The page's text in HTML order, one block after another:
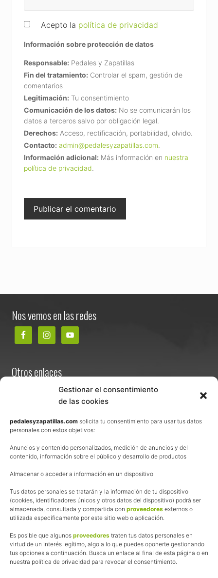
Gestionar el consentimiento
de las cookies
pedalesyzapatillas.com solicita tu consentimiento para usar tus datos
personales con estos objetivos:
Anuncios y contenido personalizados, medición de anuncios y del
contenido, información sobre el público y desarrollo de productos
Almacenar o acceder a información en un dispositivo
Tus datos personales se tratarán y la información de tu dispositivo
(cookies, identificadores únicos y otros datos del dispositivo) podrá ser
almacenada, consultada y compartida con proveedores externos o
utilizada específicamente por este sitio web o aplicación.
Es posible que algunos proveedores traten tus datos personales en
virtud de un interés legítimo, algo a lo que puedes oponerte gestionando
tus opciones a continuación. Busca un enlace al final de esta página o en
nuestra política de privacidad para revocar el consentimiento.
Acepto la política de privacidad
Información sobre protección de datos
Responsable: Pedales y Zapatillas
Fin del tratamiento: Controlar el spam, gestión de
comentarios
Legitimación: Tu consentimiento
Comunicación de los datos: No se comunicarán los
datos a terceros salvo por obligación legal.
Derechos: Acceso, rectificación, portabilidad, olvido.
Contacto: admin@pedalesyzapatillas.com.
Información adicional: Más información en nuestra
política de privacidad.
Nos vemos en las redes
Otros enlaces
Términos y condiciones de venta
Política de privacidad
Política de cookies
Afiliación
La web de Pedalesyzapatillas utiliza programas de afiliación.
¿Qué significa esto?
Cuando recomiendo algún producto, pongo enlaces a tiendas
online que utilizo y, por cada compra que realizas, me llevo
una comisión sin que a ti te cueste más dinero.
Esas comisiones me permiten seguir manteniendo esta web,